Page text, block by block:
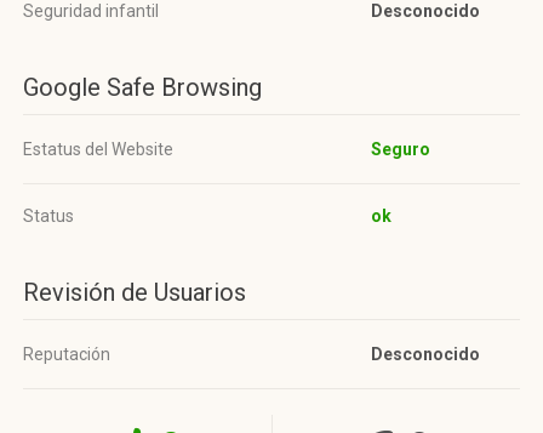
Seguridad infantil
Desconocido
Google Safe Browsing
Estatus del Website Seguro
Status ok
Revisión de Usuarios
Reputación Desconocido